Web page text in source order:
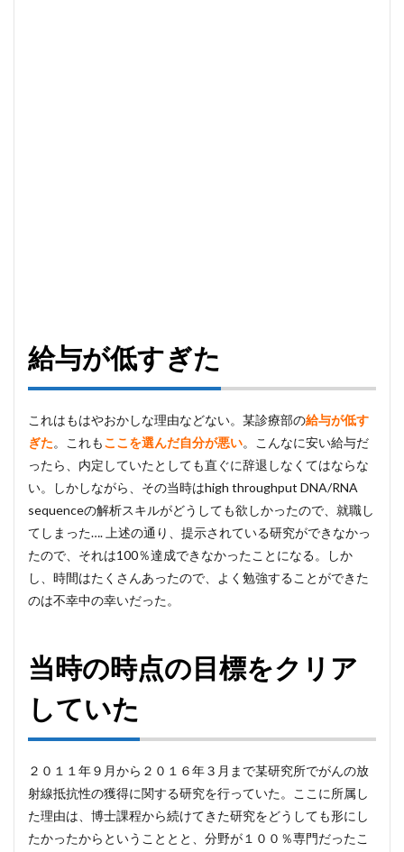
給与が低すぎた
これはもはやおかしな理由などない。某診療部の給与が低す
ぎた。これもここを選んだ自分が悪い。こんなに安い給与だ
ったら、内定していたとしても直ぐに辞退しなくてはならな
い。しかしながら、その当時はhigh throughput DNA/RNA
sequenceの解析スキルがどうしても欲しかったので、就職し
てしまった…. 上述の通り、提示されている研究ができなかっ
たので、それは100％達成できなかったことになる。しか
し、時間はたくさんあったので、よく勉強することができた
のは不幸中の幸いだった。
当時の時点の目標をクリア
していた
２０１１年９月から２０１６年３月まで某研究所でがんの放
射線抵抗性の獲得に関する研究を行っていた。ここに所属し
た理由は、博士課程から続けてきた研究をどうしても形にし
たかったからということとと、分野が１００％専門だったこ